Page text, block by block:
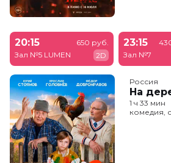
20:15
Зал №5 LUMEN
650 руб.
2D
23:15
Зал №7
Россия
На
1 ч 33 мин
комедия,